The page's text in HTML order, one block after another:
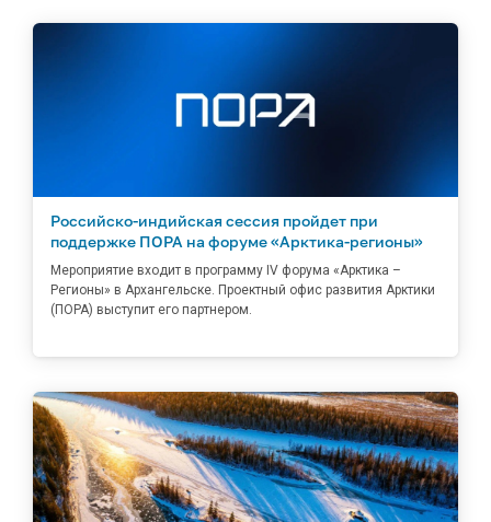
Российско-индийская сессия пройдет при
поддержке ПОРА на форуме «Арктика-регионы»
Мероприятие входит в программу IV форума «Арктика –
Регионы» в Архангельске. Проектный офис развития Арктики
(ПОРА) выступит его партнером.